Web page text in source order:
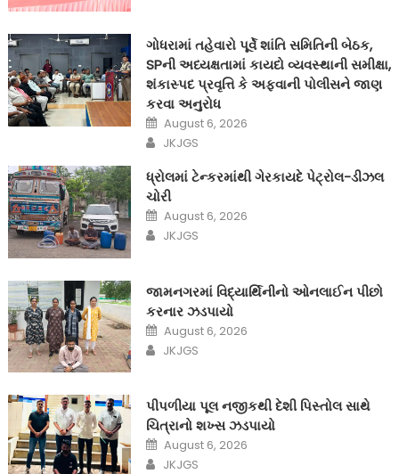
ગોધરામાં તહેવારો પૂર્વે શાંતિ સમિતિની બેઠક,
SPની અધ્યક્ષતામાં કાયદો વ્યવસ્થાની સમીક્ષા,
શંકાસ્પદ પ્રવૃત્તિ કે અફવાની પોલીસને જાણ
કરવા અનુરોધ
Posted
on
August 6, 2026
Author
JKJGS
ધ્રોલમાં ટેન્કરમાંથી ગેરકાયદે પેટ્રોલ-ડીઝલ
ચોરી
Posted
on
August 6, 2026
Author
JKJGS
જામનગરમાં વિદ્યાર્થિનીનો ઓનલાઈન પીછો
કરનાર ઝડપાયો
Posted
on
August 6, 2026
Author
JKJGS
પીપળીયા પૂલ નજીકથી દેશી પિસ્તોલ સાથે
ચિત્રાનો શખ્સ ઝડપાયો
Posted
on
August 6, 2026
Author
JKJGS